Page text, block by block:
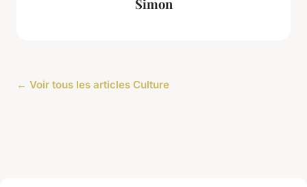
Simon
← Voir tous les articles Culture